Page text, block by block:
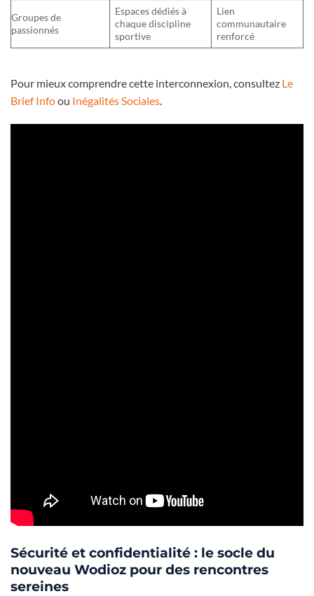
Groupes de
passionnés
Espaces dédiés à
chaque discipline
sportive
Lien
communautaire
renforcé
Pour mieux comprendre cette interconnexion, consultez Le
Brief Infoou Inégalités Sociales
Sécurité et confidentialité : le socle du
nouveau Wodioz pour des rencontres
sereines